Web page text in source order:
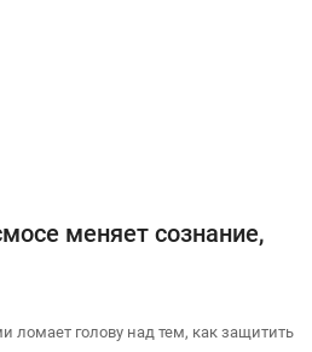
меняет сознание,
ломает голову над тем, как защитить